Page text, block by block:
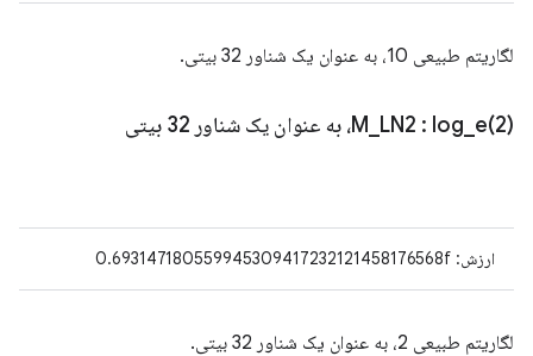
لگاریتم طبیعی 10، به عنوان یک شناور 32 بیتی.
M LN2 : log_e(2)، به عنوان یک شناور 32 بیتی
ارزش: 0.693147180559945309417232121458176568f
لگاریتم طبیعی 2، به عنوان یک شناور 32 بیتی.